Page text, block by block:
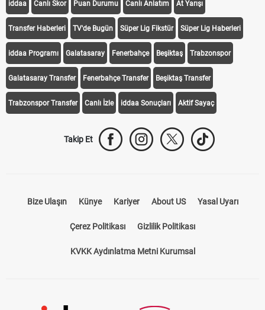
iddaa Canlı Skor Puan Durumu Canlı Anlatım At Yarışı
Transfer Haberleri TV'de Bugün Süper Lig Fikstür Süper Lig Haberleri
iddaa Programı Galatasaray Fenerbahçe Beşiktaş Trabzonspor
Galatasaray Transfer Fenerbahçe Transfer Beşiktaş Transfer
Trabzonspor Transfer Canlı İzle iddaa Sonuçları Aktif Sayaç
Takip Et
Bize Ulaşın Künye Kariyer About US Yasal Uyarı
Çerez Politikası Gizlilik Politikası
KVKK Aydınlatma Metni Kurumsal